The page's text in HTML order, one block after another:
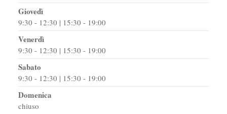
Giovedì
9:30 - 12:30 | 15:30 - 19:00
Venerdì
9:30 - 12:30 | 15:30 - 19:00
Sabato
9:30 - 12:30 | 15:30 - 19:00
Domenica
chiuso